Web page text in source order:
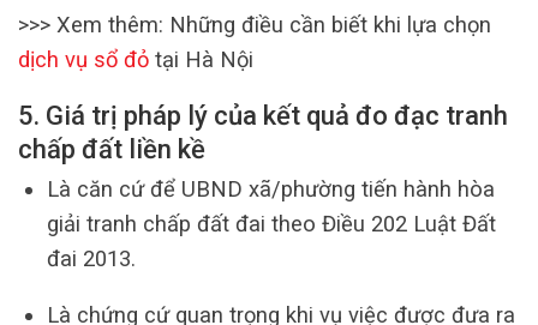
>>> Xem thêm: Những điều cần biết khi lựa chọn
dịch vụ sổ đỏ tại Hà Nội
5. Giá trị pháp lý của kết quả đo đạc tranh
chấp đất liền kề
Là căn cứ để UBND xã/phường tiến hành hòa
giải tranh chấp đất đai theo Điều 202 Luật Đất
đai 2013.
Là chứng cứ quan trọng khi vụ việc được đưa ra